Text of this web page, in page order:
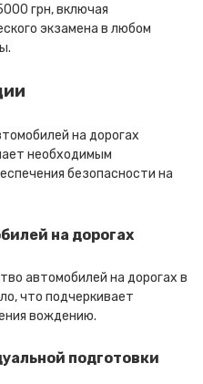
грн, включая
экзамена в любом
на дорогах
необходимым
безопасности на
на дорогах
автомобилей на дорогах в
что подчеркивает
вождению.
подготовки